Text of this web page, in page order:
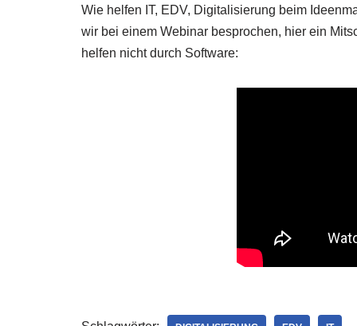
Wie hel­fen IT, EDV, Digi­ta­li­sie­rung beim
wir bei einem Web­i­nar bespro­chen, hier ein
hel­fen nicht durch Software: